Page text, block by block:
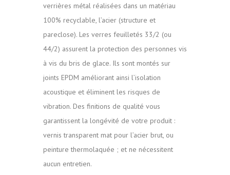
verrières métal réalisées dans un matériau
100% recyclable, l’acier (structure et
pareclose). Les verres feuilletés 33/2 (ou
44/2) assurent la protection des personnes vis
à vis du bris de glace. Ils sont montés sur
joints EPDM améliorant ainsi l’isolation
acoustique et éliminent les risques de
vibration. Des finitions de qualité vous
garantissent la longévité de votre produit :
vernis transparent mat pour l’acier brut, ou
peinture thermolaquée ; et ne nécessitent
aucun entretien.